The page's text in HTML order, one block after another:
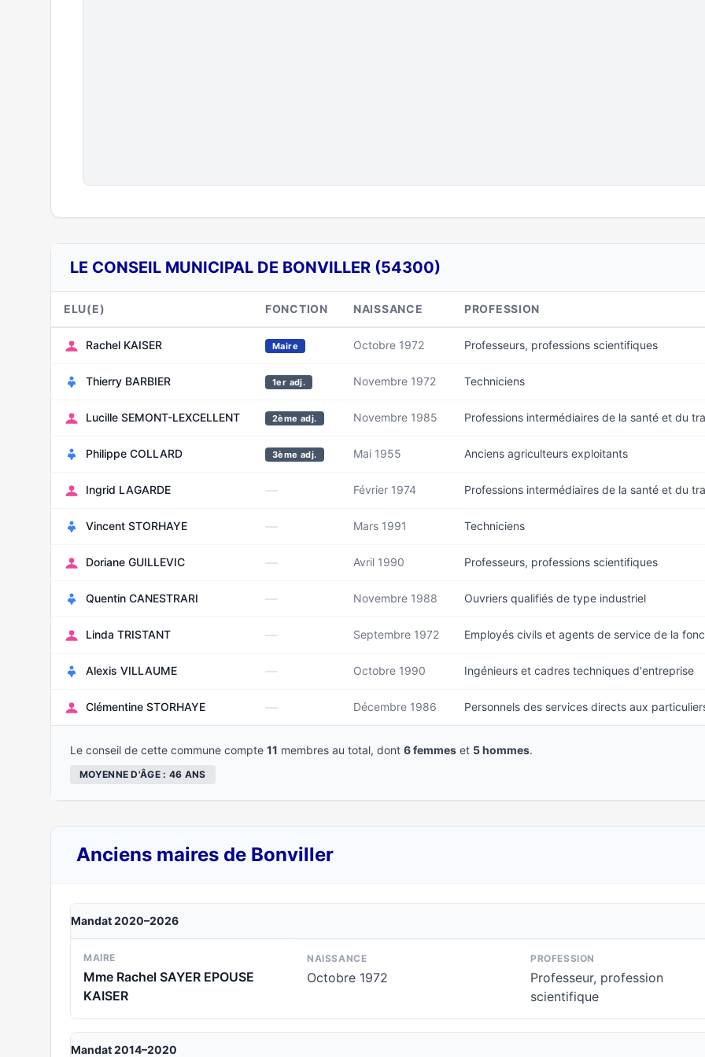
LE CONSEIL MUNICIPAL DE BONVILLER (54300)
ELU(E) FONCTION NAISSANCE PROFESSION
Rachel KAISER Maire Octobre 1972 Professeurs, professions scientifiques
Thierry BARBIER 1er adj. Novembre 1972 Techniciens
Lucille SEMONT-LEXCELLENT 2ème adj. Novembre 1985 Professions intermédiaires de la santé et du
Philippe COLLARD 3ème adj. Mai 1955 Anciens agriculteurs exploitants
Ingrid LAGARDE — Février 1974 Professions intermédiaires de la santé et du
Vincent STORHAYE — Mars 1991 Techniciens
Doriane GUILLEVIC — Avril 1990 Professeurs, professions scientifiques
Quentin CANESTRARI — Novembre 1988 Ouvriers qualifiés de type industriel
Linda TRISTANT — Septembre 1972 Employés civils et agents de service de la
Alexis VILLAUME — Octobre 1990 Ingénieurs et cadres techniques d'entreprise
Clémentine STORHAYE — Décembre 1986 Personnels des services directs aux
Le conseil de cette commune compte 11 membres au total, dont 6 femmes et 5 hommes.
MOYENNE D'ÂGE : 46 ANS
Anciens maires de Bonviller
Mandat 2020–2026
MAIRE
Mme Rachel SAYER EPOUSE
KAISER
NAISSANCE
Octobre 1972
PROFESSION
Professeur, profession
scientifique
Mandat 2014–2020